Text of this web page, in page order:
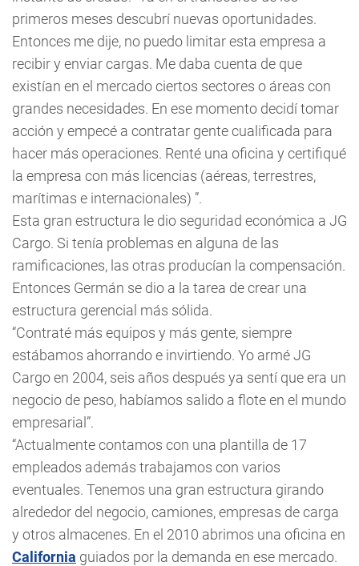
primeros meses descubrí nuevas oportunidades.
Entonces me dije, no puedo limitar esta empresa a
recibir y enviar cargas. Me daba cuenta de que
existían en el mercado ciertos sectores o áreas con
grandes necesidades. En ese momento decidí tomar
acción y empecé a contratar gente cualificada para
hacer más operaciones. Renté una oficina y certifiqué
la empresa con más licencias (aéreas, terrestres,
marítimas e internacionales) ”.
Esta gran estructura le dio seguridad económica a JG
Cargo. Si tenía problemas en alguna de las
ramificaciones, las otras producían la compensación.
Entonces Germán se dio a la tarea de crear una
estructura gerencial más sólida.
“Contraté más equipos y más gente, siempre
estábamos ahorrando e invirtiendo. Yo armé JG
Cargo en 2004, seis años después ya sentí que era un
negocio de peso, habíamos salido a flote en el mundo
empresarial”.
“Actualmente contamos con una plantilla de 17
empleados además trabajamos con varios
eventuales. Tenemos una gran estructura girando
alrededor del negocio, camiones, empresas de carga
y otros almacenes. En el 2010 abrimos una oficina en
California guiados por la demanda en ese mercado.